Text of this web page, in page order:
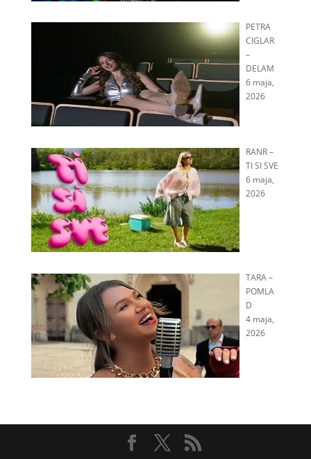
PETRA
CIGLAR
–
DELAM
6 maja,
2026
RANR –
TI SI SVE
6 maja,
2026
TARA –
POMLA
D
4 maja,
2026